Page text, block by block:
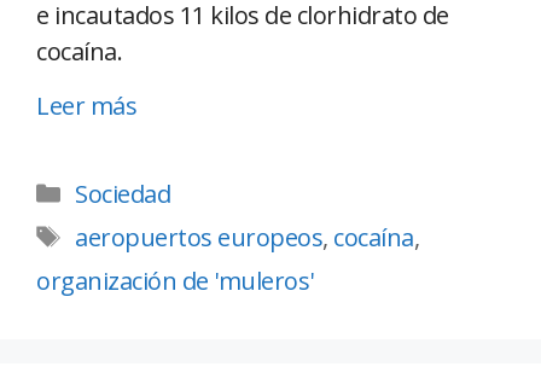
e incautados 11 kilos de clorhidrato de
cocaína.
Leer más
Sociedad
aeropuertos europeos, cocaína,
organización de 'muleros'